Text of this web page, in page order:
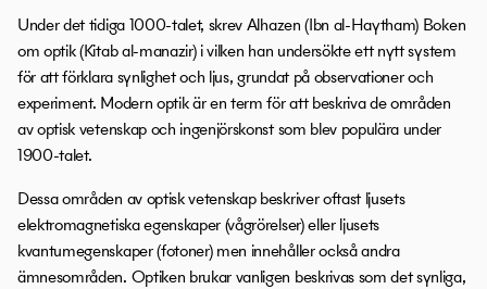
Under det tidiga 1000-talet, skrev Alhazen (Ibn al-Haytham) Boken
om optik (Kitab al-manazir) i vilken han undersökte ett nytt system
för att förklara synlighet och ljus, grundat på observationer och
experiment. Modern optik är en term för att beskriva de områden
av optisk vetenskap och ingenjörskonst som blev populära under
1900-talet.
Dessa områden av optisk vetenskap beskriver oftast ljusets
elektromagnetiska egenskaper (vågrörelser) eller ljusets
kvantumegenskaper (fotoner) men innehåller också andra
ämnesområden. Optiken brukar vanligen beskrivas som det synliga,